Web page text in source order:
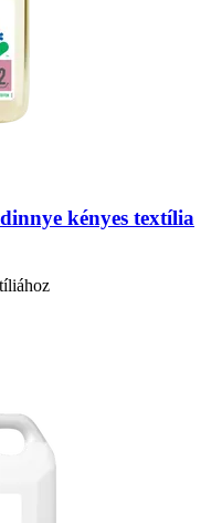
kényes textília